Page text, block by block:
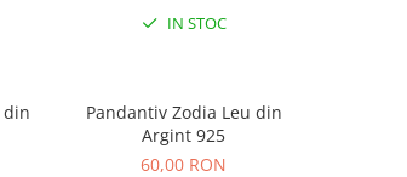
IN STOC
din
Pandantiv Zodia Leu din
Argint 925
60,00 RON